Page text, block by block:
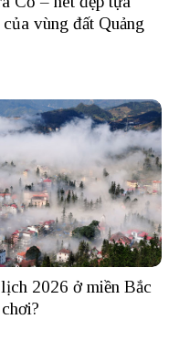
của vùng đất Quảng
2026 ở miền Bắc